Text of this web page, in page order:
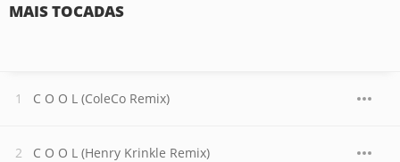
MAIS TOCADAS
C O O L (ColeCo Remix)
C O O L (Henry Krinkle Remix)